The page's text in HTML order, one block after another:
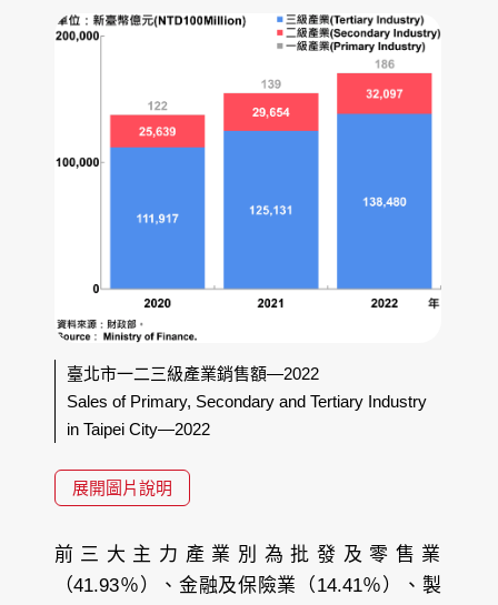
臺北市一二三級產業銷售額—2022
Sales of Primary, Secondary and Tertiary Industry
in Taipei City—2022
展開圖片說明
前三大主力產業別為批發及零售業
（41.93％）、金融及保險業（14.41％）、製